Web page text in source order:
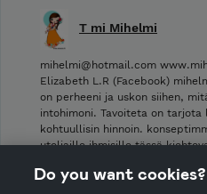
T mi Mihelmi
mihelmi@hotmail.com
Elizabeth L.R (Facebook)
on perheeni ja uskon siihen,
intohimoni. Tavoiteta on
kohtuullisin hinnoin.
uteliaille ihmisille tässä
Shop Terms and Conditions
Do you want